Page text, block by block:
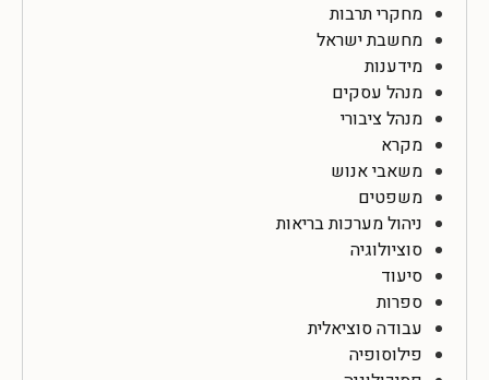
מחקרי תרבות
מחשבת ישראל
מידענות
מנהל עסקים
מנהל ציבורי
מקרא
משאבי אנוש
משפטים
ניהול מערכות בריאות
סוציולוגיה
סיעוד
ספרות
עבודה סוציאלית
פילוסופיה